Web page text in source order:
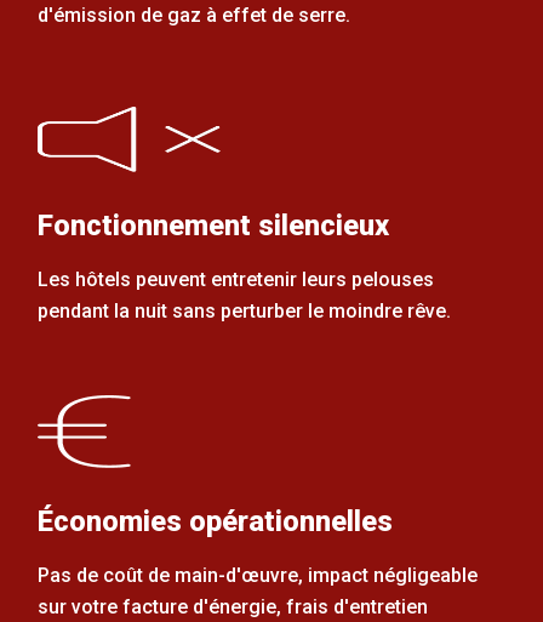
d'émission de gaz à effet de serre.
Fonctionnement silencieux
Les hôtels peuvent entretenir leurs pelouses
pendant la nuit sans perturber le moindre rêve.
Économies opérationnelles
Pas de coût de main-d'œuvre, impact négligeable
sur votre facture d'énergie, frais d'entretien